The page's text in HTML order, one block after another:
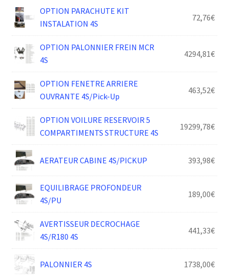
OPTION PARACHUTE KIT
INSTALATION 4S
72,76€
OPTION PALONNIER FREIN MCR
4S
4294,81€
OPTION FENETRE ARRIERE
OUVRANTE 4S/Pick-Up
463,52€
OPTION VOILURE RESERVOIR 5
COMPARTIMENTS STRUCTURE 4S
19299,78€
AERATEUR CABINE 4S/PICKUP 393,98€
EQUILIBRAGE PROFONDEUR
4S/PU
189,00€
AVERTISSEUR DECROCHAGE
4S/R180 4S
441,33€
PALONNIER 4S 1738,00€